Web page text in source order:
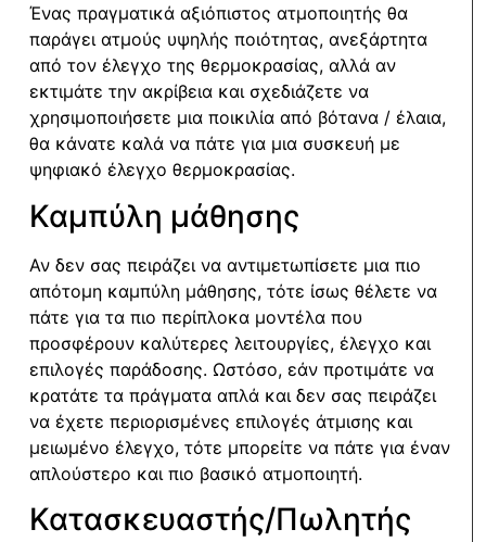
Ένας πραγματικά αξιόπιστος ατμοποιητής θα
παράγει ατμούς υψηλής ποιότητας, ανεξάρτητα
από τον έλεγχο της θερμοκρασίας, αλλά αν
εκτιμάτε την ακρίβεια και σχεδιάζετε να
χρησιμοποιήσετε μια ποικιλία από βότανα / έλαια,
θα κάνατε καλά να πάτε για μια συσκευή με
ψηφιακό έλεγχο θερμοκρασίας.
Καμπύλη μάθησης
Αν δεν σας πειράζει να αντιμετωπίσετε μια πιο
απότομη καμπύλη μάθησης, τότε ίσως θέλετε να
πάτε για τα πιο περίπλοκα μοντέλα που
προσφέρουν καλύτερες λειτουργίες, έλεγχο και
επιλογές παράδοσης. Ωστόσο, εάν προτιμάτε να
κρατάτε τα πράγματα απλά και δεν σας πειράζει
να έχετε περιορισμένες επιλογές άτμισης και
μειωμένο έλεγχο, τότε μπορείτε να πάτε για έναν
απλούστερο και πιο βασικό ατμοποιητή.
Κατασκευαστής/Πωλητής